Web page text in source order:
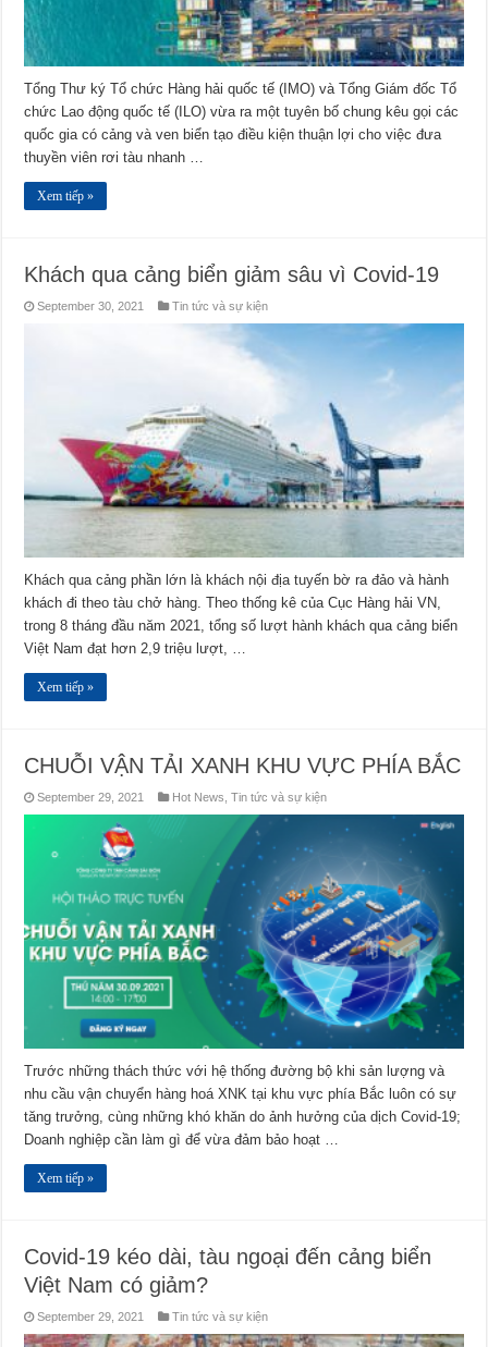
Tổng Thư ký Tổ chức Hàng hải quốc tế (IMO) và Tổng Giám đốc Tổ
chức Lao động quốc tế (ILO) vừa ra một tuyên bố chung kêu gọi các
quốc gia có cảng và ven biển tạo điều kiện thuận lợi cho việc đưa
thuyền viên rơi tàu nhanh …
Xem tiếp »
Khách qua cảng biển giảm sâu vì Covid-19
September 30, 2021 Tin tức và sự kiện
Khách qua cảng phần lớn là khách nội địa tuyến bờ ra đảo và hành
khách đi theo tàu chở hàng. Theo thống kê của Cục Hàng hải VN,
trong 8 tháng đầu năm 2021, tổng số lượt hành khách qua cảng biển
Việt Nam đạt hơn 2,9 triệu lượt, …
Xem tiếp »
CHUỖI VẬN TẢI XANH KHU VỰC PHÍA BẮC
September 29, 2021 Hot News ,Tin tức và sự kiện
Trước những thách thức với hệ thống đường bộ khi sản lượng và
nhu cầu vận chuyển hàng hoá XNK tại khu vực phía Bắc luôn có sự
tăng trưởng, cùng những khó khăn do ảnh hưởng của dịch Covid-19;
Doanh nghiệp cần làm gì để vừa đảm bảo hoạt …
Xem tiếp »
Covid-19 kéo dài, tàu ngoại đến cảng biển
Việt Nam có giảm?
September 29, 2021 Tin tức và sự kiện